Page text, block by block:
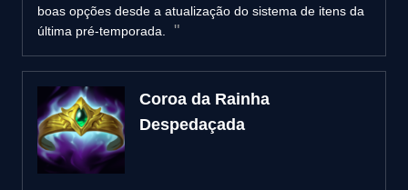
boas opções desde a atualização do sistema de itens da
última pré-temporada.
Coroa da Rainha
Despedaçada